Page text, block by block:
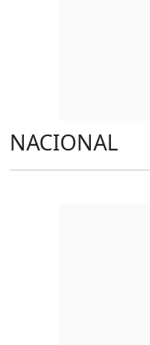
NACIONAL